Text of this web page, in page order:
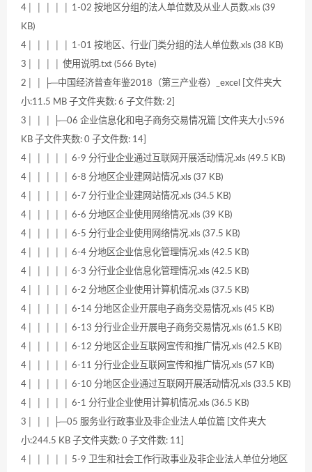
4│ │ │ │ │ 1-02 按地区分组的法人单位数及从业人员数.xls (39
KB)
4│ │ │ │ │ 1-01 按地区、行业门类分组的法人单位数.xls (38 KB)
3│ │ │ │ 使用说明.txt (566 Byte)
2│ │ ├─中国经济普查年鉴2018（第三产业卷）_excel [文件夹大
小:11.5 MB 子文件夹数: 6 子文件数: 2]
3│ │ │ ├─06 企业信息化和电子商务交易情况篇 [文件夹大小:596
KB 子文件夹数: 0 子文件数: 14]
4│ │ │ │ │ 6-9 分行业企业通过互联网开展活动情况.xls (49.5 KB)
4│ │ │ │ │ 6-8 分地区企业建网站情况.xls (37 KB)
4│ │ │ │ │ 6-7 分行业企业建网站情况.xls (34.5 KB)
4│ │ │ │ │ 6-6 分地区企业使用网络情况.xls (39 KB)
4│ │ │ │ │ 6-5 分行业企业使用网络情况.xls (37.5 KB)
4│ │ │ │ │ 6-4 分地区企业信息化管理情况.xls (42.5 KB)
4│ │ │ │ │ 6-3 分行业企业信息化管理情况.xls (42.5 KB)
4│ │ │ │ │ 6-2 分地区企业使用计算机情况.xls (37.5 KB)
4│ │ │ │ │ 6-14 分地区企业开展电子商务交易情况.xls (45 KB)
4│ │ │ │ │ 6-13 分行业企业开展电子商务交易情况.xls (61.5 KB)
4│ │ │ │ │ 6-12 分地区企业互联网宣传和推广情况.xls (42.5 KB)
4│ │ │ │ │ 6-11 分行业企业互联网宣传和推广情况.xls (57 KB)
4│ │ │ │ │ 6-10 分地区企业通过互联网开展活动情况.xls (33.5 KB)
4│ │ │ │ │ 6-1 分行业企业使用计算机情况.xls (36.5 KB)
3│ │ │ ├─05 服务业行政事业及非企业法人单位篇 [文件夹大
小:244.5 KB 子文件夹数: 0 子文件数: 11]
4│ │ │ │ │ 5-9 卫生和社会工作行政事业及非企业法人单位分地区